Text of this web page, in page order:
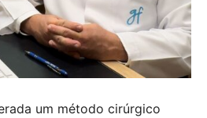
um método cirúrgico